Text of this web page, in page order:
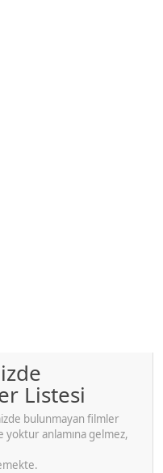
Listesi
bulunmayan filmler
yoktur anlamına gelmez,